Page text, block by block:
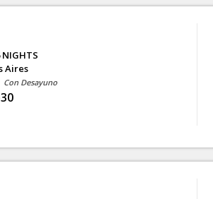
NIGHTS
Aires
Con Desayuno